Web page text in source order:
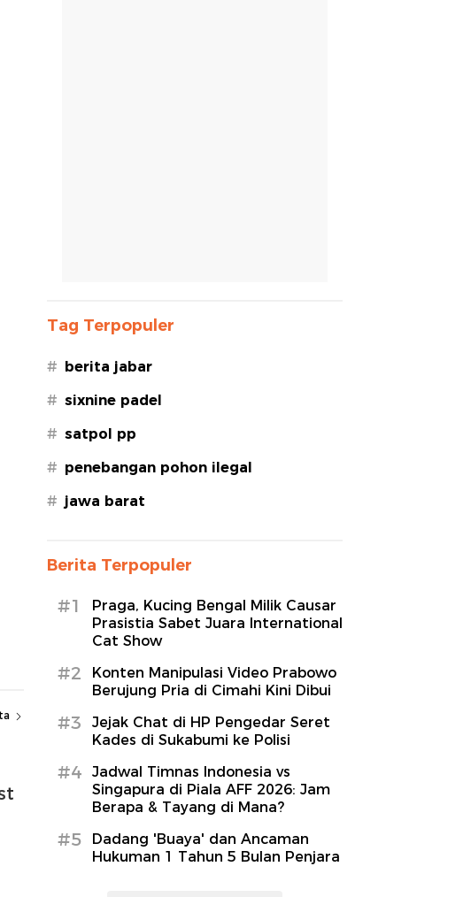
Tag Terpopuler
# berita jabar
# sixnine padel
# satpol pp
# penebangan pohon ilegal
# jawa barat
Berita Terpopuler
#1
Praga, Kucing Bengal Milik Causar
Prasistia Sabet Juara International
Cat Show
#2
Konten Manipulasi Video Prabowo
Berujung Pria di Cimahi Kini Dibui
#3
Jejak Chat di HP Pengedar Seret
Kades di Sukabumi ke Polisi
#4
Jadwal Timnas Indonesia vs
Singapura di Piala AFF 2026: Jam
Berapa & Tayang di Mana?
#5
Dadang 'Buaya' dan Ancaman
Hukuman 1 Tahun 5 Bulan Penjara